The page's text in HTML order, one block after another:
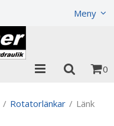
Meny
0
/ Rotatorlänkar / Länk